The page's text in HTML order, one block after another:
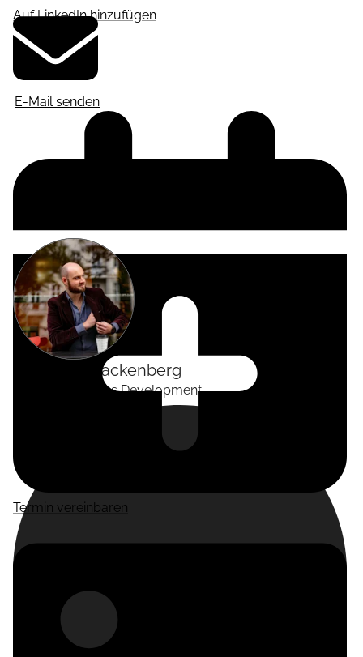
Auf LinkedIn hinzufügen
E-Mail senden
Termin vereinbaren
Tackenberg
Head of Business Development